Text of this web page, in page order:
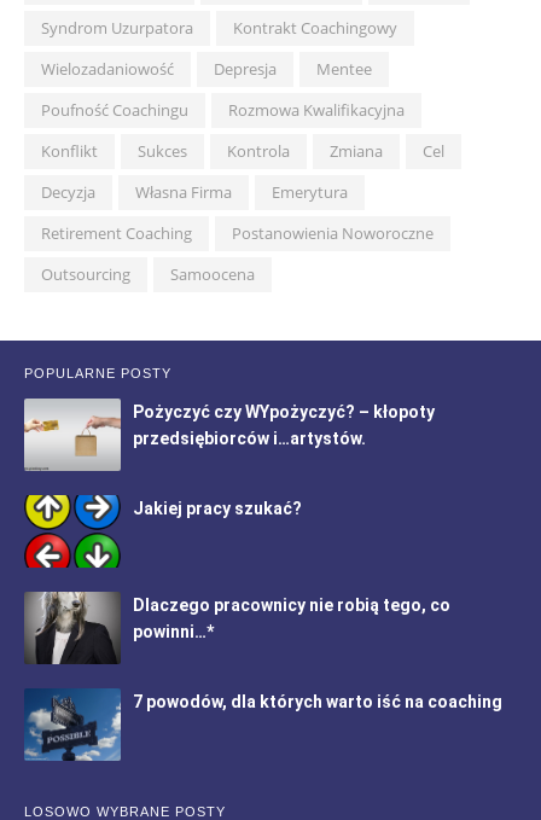
Syndrom Uzurpatora
Kontrakt Coachingowy
Wielozadaniowość
Depresja
Mentee
Poufność Coachingu
Rozmowa Kwalifikacyjna
Konflikt
Sukces Kontrola Zmiana
Cel
Decyzja
Własna Firma
Emerytura
Retirement Coaching
Postanowienia Noworoczne
Outsourcing
Samoocena
POPULARNE POSTY
Pożyczyć czy WYpożyczyć? – kłopoty
przedsiębiorców i…artystów.
Jakiej pracy szukać?
Dlaczego pracownicy nie robią tego, co
powinni…*
7 powodów, dla których warto iść na coaching
LOSOWO WYBRANE POSTY